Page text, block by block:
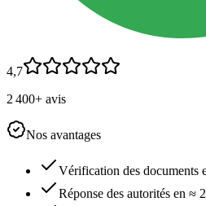
4,7
2 400+ avis
Nos avantages
Vérification des documents
Réponse des autorités en ≈